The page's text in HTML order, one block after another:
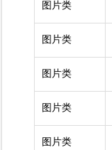
图片类
图片类
图片类
图片类
图片类